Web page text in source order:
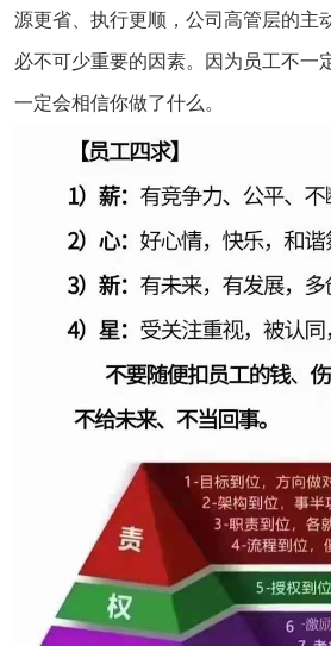
源更省、执行更顺，公司高管层的主
必不可少重要的因素。因为员工不一
一定会相信你做了什么。